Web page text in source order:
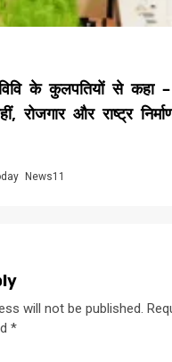
के कुलपतियों से कहा
रोजगार और राष्ट्र
News11
will not be published.
*